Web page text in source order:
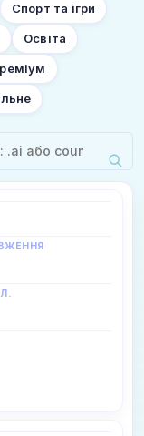
Спорт та ігри
Освіта